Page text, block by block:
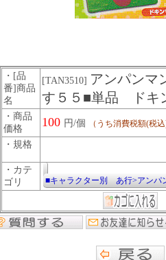
・[品
番]商品
名
[TAN3510] アンパンマ
す５５■単品 ドキ
・商品
価格
100 円/個 （うち消費税額(税
・規格
・カテ
ゴリ
■キャラクター別 あ行>アンパ